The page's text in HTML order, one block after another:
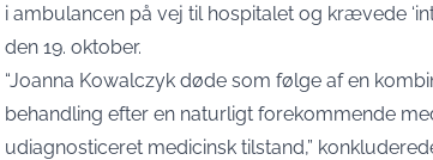
i ambulancen på vej til hospitalet og krævede
den 19. oktober.
“Joanna Kowalczyk døde som følge af en
behandling efter en naturligt forekommende
udiagnosticeret medicinsk tilstand,”